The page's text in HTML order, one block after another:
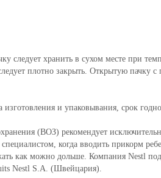
следует хранить в сухом месте при
плотно закрыть. Открытую пачку
изготовления и упаковывания, срок
(ВОЗ) рекомендует
когда вводить прикорм
как можно дольше. Компания Nestl
Nestl S.A. (Швейцария).